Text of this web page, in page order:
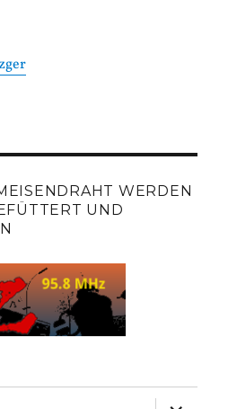
WERDEN
UND